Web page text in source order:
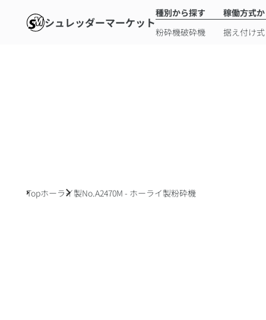
シュレッダーマーケット
種別から探す
粉砕機破砕機
稼働方式
据え付け式
Topホーライ製No.A2470M - ホーライ製粉砕機